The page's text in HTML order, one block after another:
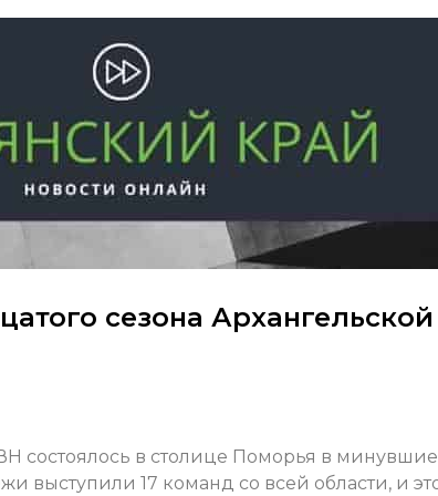
сезона Архангельской
состоялось в столице Поморья в минувшие
выступили 17 команд со всей области, и